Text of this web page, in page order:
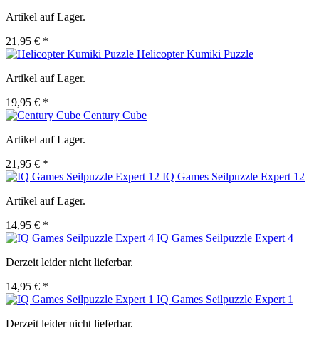
Artikel auf Lager.
21,95 € *
Helicopter Kumiki Puzzle
Artikel auf Lager.
19,95 € *
Century Cube
Artikel auf Lager.
21,95 € *
IQ Games Seilpuzzle Expert 12
Artikel auf Lager.
14,95 € *
IQ Games Seilpuzzle Expert 4
Derzeit leider nicht lieferbar.
14,95 € *
IQ Games Seilpuzzle Expert 1
Derzeit leider nicht lieferbar.